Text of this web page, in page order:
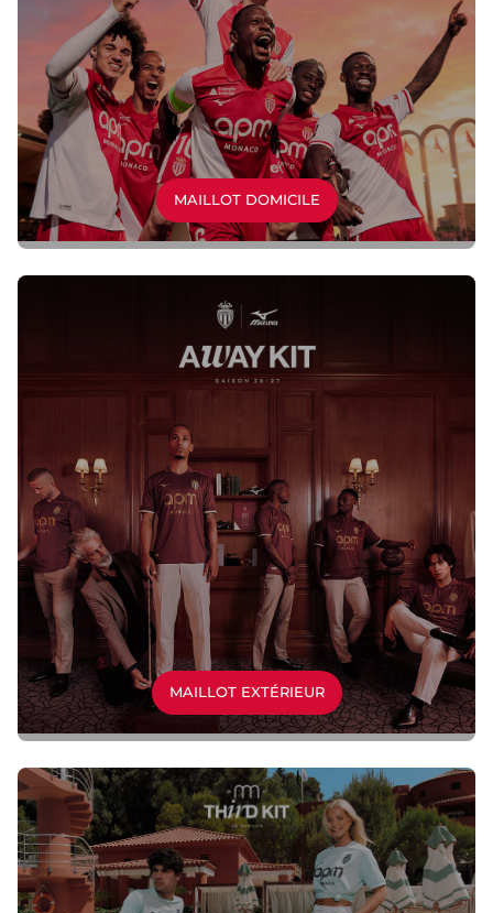
MAILLOT DOMICILE
MAILLOT EXTÉRIEUR